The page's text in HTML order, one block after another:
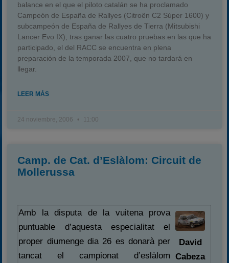
balance en el que el piloto catalán se ha proclamado
Campeón de España de Rallyes (Citroën C2 Súper 1600) y
subcampeón de España de Rallyes de Tierra (Mitsubishi
Lancer Evo IX), tras ganar las cuatro pruebas en las que ha
participado, el del RACC se encuentra en plena
preparación de la temporada 2007, que no tardará en
llegar.
LEER MÁS
24 noviembre, 2006 11:00
Camp. de Cat. d’Eslàlom: Circuit de
Mollerussa
Amb la disputa de la vuitena prova
puntuable d’aquesta especialitat el
proper diumenge dia 26 es donarà per
tancat el campionat d’eslàlom
David
Cabeza